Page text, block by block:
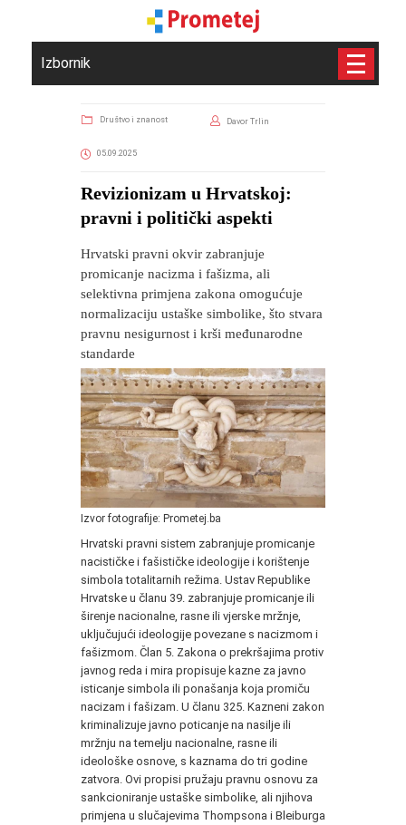
Izbornik
Društvo i znanost Davor Trlin
05.09.2025
​Revizionizam u Hrvatskoj:
pravni i politički aspekti
Hrvatski pravni okvir zabranjuje
promicanje nacizma i fašizma, ali
selektivna primjena zakona omogućuje
normalizaciju ustaške simbolike, što stvara
pravnu nesigurnost i krši međunarodne
standarde
Izvor fotografije: Prometej.ba
Hrvatski pravni sistem zabranjuje promicanje
nacističke i fašističke ideologije i korištenje
simbola totalitarnih režima. Ustav Republike
Hrvatske u članu 39. zabranjuje promicanje ili
širenje nacionalne, rasne ili vjerske mržnje,
uključujući ideologije povezane s nacizmom i
fašizmom. Član 5. Zakona o prekršajima protiv
javnog reda i mira propisuje kazne za javno
isticanje simbola ili ponašanja koja promiču
nacizam i fašizam. U članu 325. Kazneni zakon
kriminalizuje javno poticanje na nasilje ili
mržnju na temelju nacionalne, rasne ili
ideološke osnove, s kaznama do tri godine
zatvora. Ovi propisi pružaju pravnu osnovu za
sankcioniranje ustaške simbolike, ali njihova
primjena u slučajevima Thompsona i Bleiburga